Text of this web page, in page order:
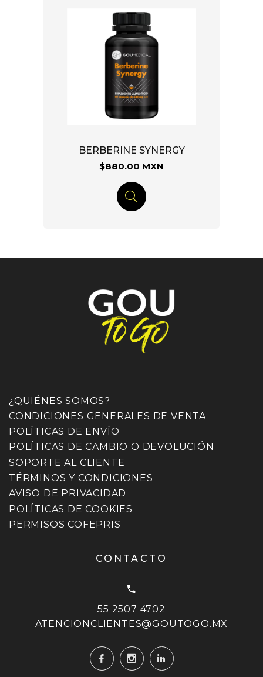
BERBERINE SYNERGY
$880.00 MXN
¿QUIÉNES SOMOS?
CONDICIONES GENERALES DE VENTA
POLÍTICAS DE ENVÍO
POLÍTICAS DE CAMBIO O DEVOLUCIÓN
SOPORTE AL CLIENTE
TÉRMINOS Y CONDICIONES
AVISO DE PRIVACIDAD
POLÍTICAS DE COOKIES
PERMISOS COFEPRIS
CONTACTO
55 2507 4702
ATENCIONCLIENTES@GOUTOGO.MX